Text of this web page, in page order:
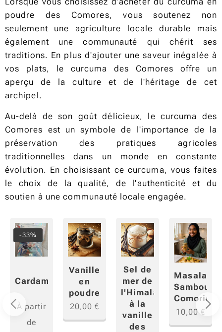
poudre des Comores, vous soutenez non
seulement une agriculture locale durable mais
également une communauté qui chérit ses
traditions. En plus d'ajouter une saveur inégalée à
vos plats, le curcuma des Comores offre un
aperçu de la culture et de l'héritage de cet
archipel.
Au-delà de son goût délicieux, le curcuma des
Comores est un symbole de l'importance de la
préservation des pratiques agricoles
traditionnelles dans un monde en constante
évolution. En choisissant ce curcuma, vous faites
le choix de la qualité, de l'authenticité et du
soutien à une communauté locale engagée.
Cardamome
-33%
À partir
de
Vanille
en
poudre
20,00 €
Sel de
mer de
l'Himalaya
à la
vanille
des
Masala
Comorien
10,00 €